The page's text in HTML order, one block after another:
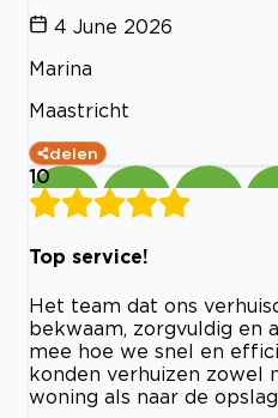
4 June 2026
Marina
Maastricht
delen
10
Top service!
Het team dat ons
bekwaam, zorgvuldig en
mee hoe we snel en
konden verhuizen zowel
woning als naar de opslag.